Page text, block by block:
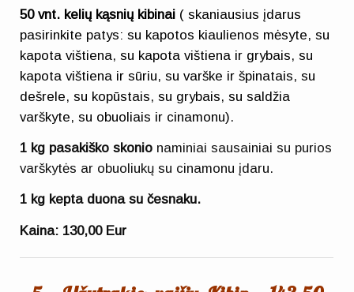
50 vnt. kelių kąsnių kibinai ( skaniausius įdarus
pasirinkite patys: su kapotos kiaulienos mėsyte, su
kapota vištiena, su kapota vištiena ir grybais, su
kapota vištiena ir sūriu, su varške ir špinatais, su
dešrele, su kopūstais, su grybais, su saldžia
varškyte, su obuoliais ir cinamonu).
1 kg pasakiško skonio naminiai sausainiai su purios
varškytės ar obuoliukų su cinamonu įdaru.
1 kg kepta duona su česnaku.
Kaina: 130,00Eur